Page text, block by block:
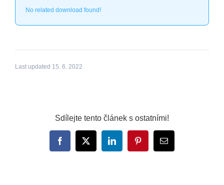
No related download found!
Last updated 15. 6. 2022
Sdílejte tento článek s ostatními!
Facebook
X LinkedInPinterestE-
mail